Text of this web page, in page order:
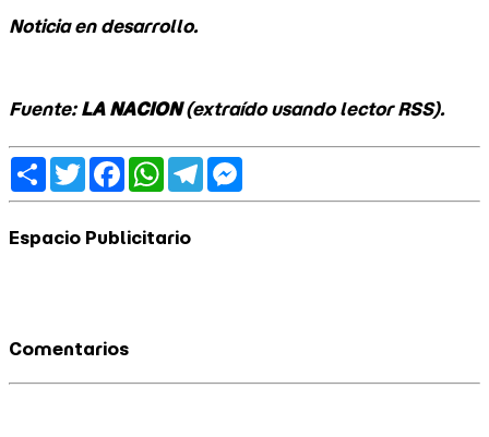
Noticia en desarrollo.
Fuente: LA NACION(extraído usando lector RSS).
ShareTwitterFacebook
WhatsApp
Telegram
Espacio Publicitario
Comentarios